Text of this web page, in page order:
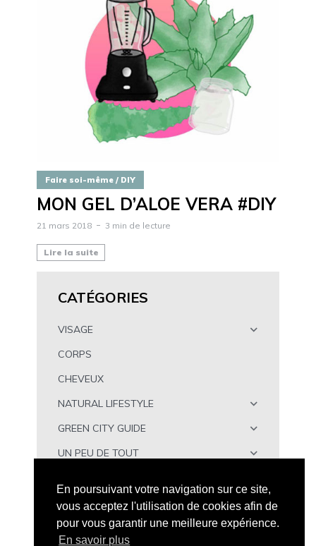
Faire soi-même / DIY
MON GEL D’ALOE VERA #DIY
21 mars 2018 3 min de lecture
Lire la suite
CATÉGORIES
VISAGE
CORPS
CHEVEUX
NATURAL LIFESTYLE
GREEN CITY GUIDE
UN PEU DE TOUT
En poursuivant votre navigation sur ce site,
vous acceptez l'utilisation de cookies afin de
pour vous garantir une meilleure expérience.
En savoir plus